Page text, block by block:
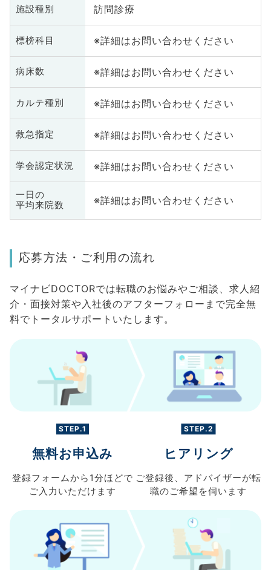
施設種別 訪問診療
標榜科目 ※詳細はお問い合わせください
病床数 ※詳細はお問い合わせください
カルテ種別 ※詳細はお問い合わせください
救急指定 ※詳細はお問い合わせください
学会認定状況 ※詳細はお問い合わせください
一日の
平均来院数
※詳細はお問い合わせください
応募方法・ご利用の流れ
マイナビDOCTORでは転職のお悩みやご相談、求人紹
介・面接対策や入社後のアフターフォローまで完全無
料でトータルサポートいたします。
STEP.1
無料お申込み
登録フォームから 1分ほどで
ご入力 いただけます
STEP.2
ヒアリング
ご登録後、 アドバイザーが転
職のご希望を伺います